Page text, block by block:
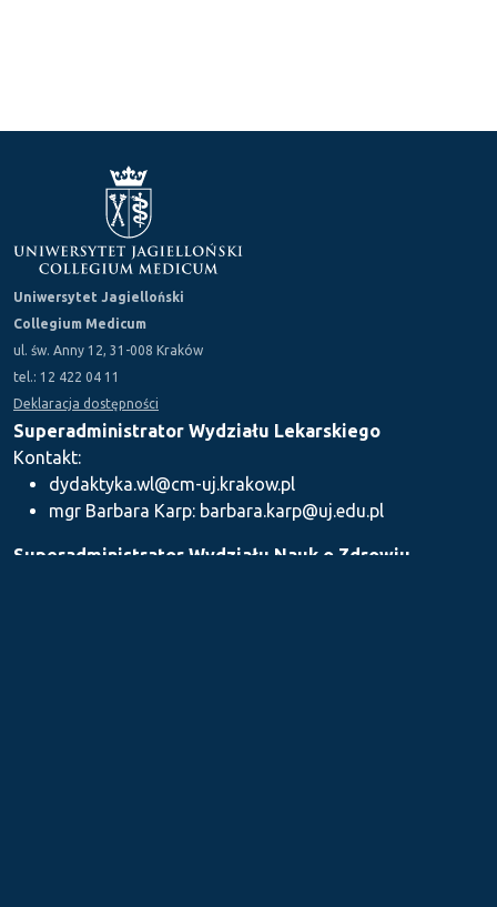
Uniwersytet Jagielloński
Collegium Medicum
ul. św. Anny 12, 31-008 Kraków
tel.: 12 422 04 11
Deklaracja dostępności
Superadministrator Wydziału Lekarskiego
Kontakt:
dydaktyka.wl@cm-uj.krakow.pl
mgr Barbara Karp: barbara.karp@uj.edu.pl
Superadministrator Wydziału Nauk o Zdrowiu